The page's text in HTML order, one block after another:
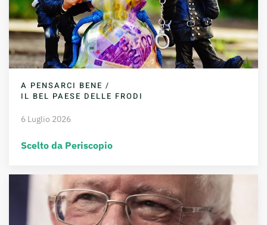
A PENSARCI BENE /
IL BEL PAESE DELLE FRODI
6 Luglio 2026
Scelto da Periscopio